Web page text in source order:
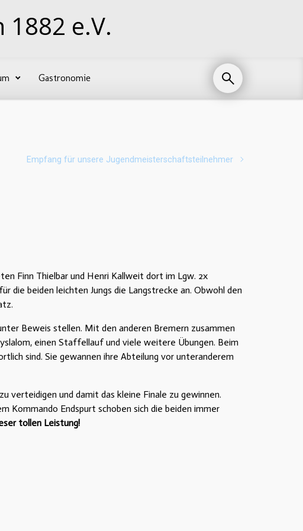
e.V.
Gastronomie
Empfang für unsere Jugendmeisterschaftsteilnehmer
Finn Thielbar und Henri Kallweit dort im Lgw. 2x
die beiden leichten Jungs die Langstrecke an. Obwohl den
Beweis stellen. Mit den anderen Bremern zusammen
einen Staffellauf und viele weitere Übungen. Beim
sind. Sie gewannen ihre Abteilung vor unteranderem
verteidigen und damit das kleine Finale zu gewinnen.
Kommando Endspurt schoben sich die beiden immer
tollen Leistung!